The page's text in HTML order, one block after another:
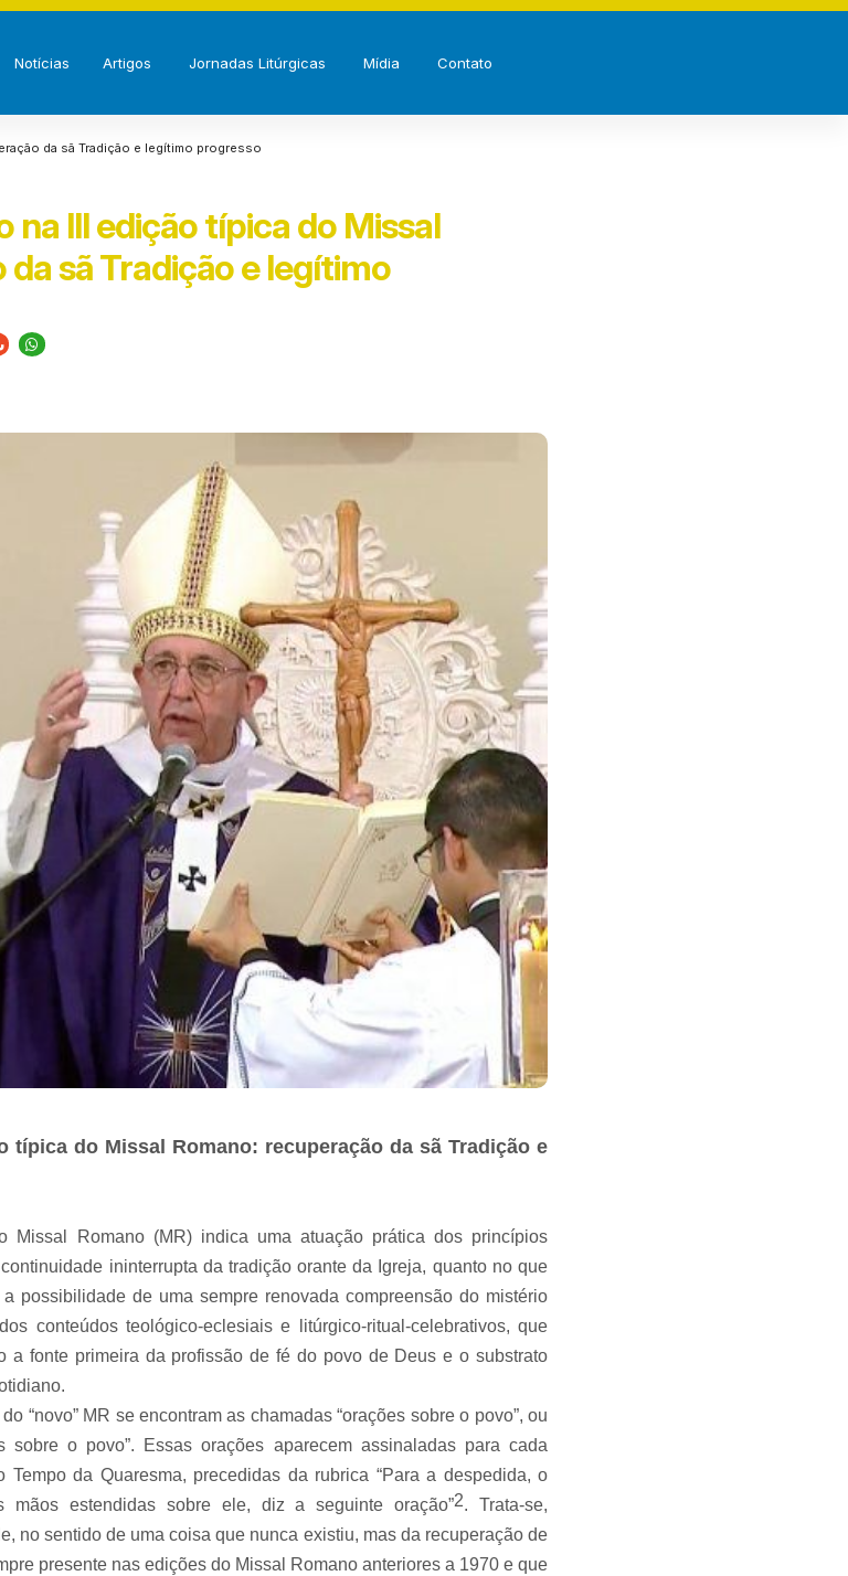
Notícias Artigos Jornadas Litúrgicas Mídia Contato
da sã Tradição e legítimo progresso
na III edição típica do Missal
sã Tradição e legítimo
típica do Missal Romano: recuperação da sã Tradição e
Missal Romano (MR) indica uma atuação prática dos princípios
ininterrupta da tradição orante da Igreja, quanto no que
possibilidade de uma sempre renovada compreensão do mistério
conteúdos teológico-eclesiais e litúrgico-ritual-celebrativos, que
a fonte primeira da profissão de fé do povo de Deus e o substrato
“novo” MR se encontram as chamadas “orações sobre o povo”, ou
sobre o povo”. Essas orações aparecem assinaladas para cada
da Quaresma, precedidas da rubrica “Para a despedida, o
estendidas sobre ele, diz a seguinte oração”2. Trata-se,
no sentido de uma coisa que nunca existiu, mas da recuperação de
presente nas edições do Missal Romano anteriores a 1970 e que